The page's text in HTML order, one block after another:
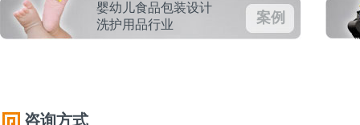
婴幼儿食品包装设计
洗护用品行业
案例
咨询方式